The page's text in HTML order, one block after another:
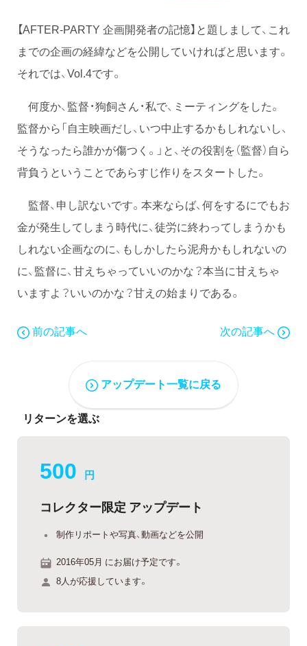
【AFTER-PARTY 企画開発者の記憶】と題しまして、これ
までの企画の経緯などを公開していければと思います。
それでは、Vol.4です。
何度か、監督・狗飼さん・私で、ミーティングをした。
監督から「自主映画だし、いつ中止するかもしれないし、
そうなったら誰かが傷つく。」と、その役割を（監督）自ら
背負うということであらすじ作りをスタートした。
監督、申し訳ないです。本来ならば、何をするにでもお
金が発生してしまう時代に、徒労に終わってしまうかも
しれない企画なのに、もしかしたら泥舟かもしれないの
に、監督に、甘えちゃっていいのかな？本当に甘えちゃ
いますよ？いいのかな？甘えの始まりである。
前の記事へ 次の記事へ
アップデート一覧に戻る
リターンを選ぶ
500 円
コレクター限定 アップデート
制作リポートや写真、動画などを公開
2016年05月 にお届け予定です。
8人が応援しています。